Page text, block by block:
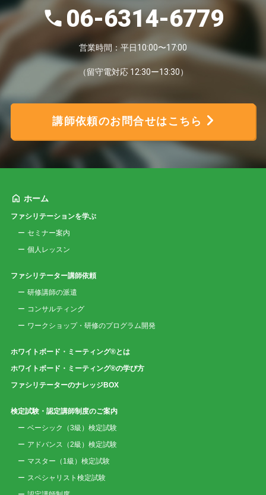
06-6314-6779
営業時間：平日10:00〜17:00
（留守電対応 12:30ー13:30）
講師依頼のお問合せはこちら
ホーム
ファシリテーションを学ぶ
セミナー案内
個人レッスン
ファシリテーター講師依頼
研修講師の派遣
コンサルティング
ワークショップ・研修のプログラム開発
ホワイトボード・ミーティング®とは
ホワイトボード・ミーティング®の学び方
ファシリテーターのナレッジBOX
検定試験・認定講師制度のご案内
ベーシック（3級）検定試験
アドバンス（2級）検定試験
マスター（1級）検定試験
スペシャリスト検定試験